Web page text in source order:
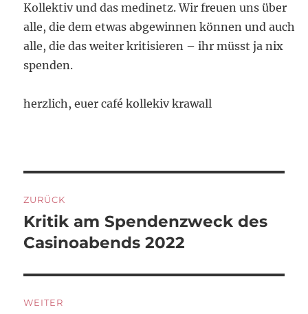
Kollektiv und das medinetz. Wir freuen uns über
alle, die dem etwas abgewinnen können und auch
alle, die das weiter kritisieren – ihr müsst ja nix
spenden.
herzlich, euer café kollekiv krawall
ZURÜCK
Vorheriger
Beitrag:
Kritik am Spendenzweck des
Casinoabends 2022
WEITER